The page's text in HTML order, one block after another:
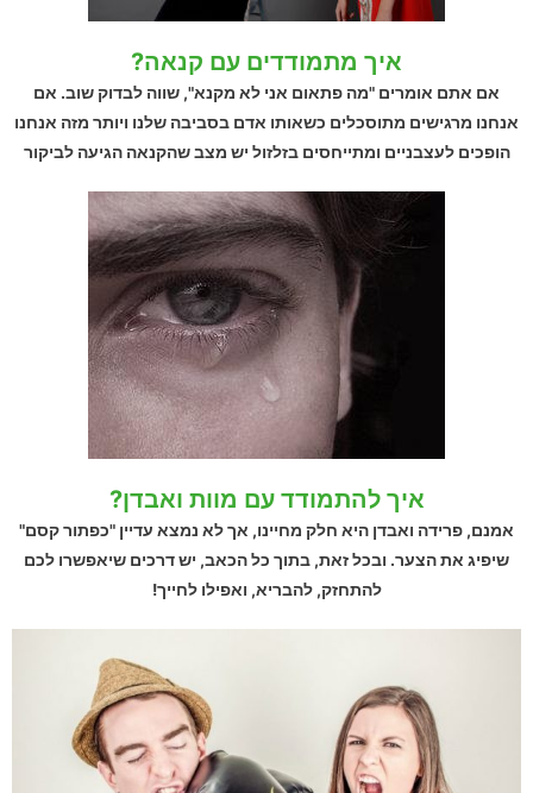
איך מתמודדים עם קנאה?
אם אתם אומרים "מה פתאום אני לא מקנא", שווה לבדוק שוב. אם
אנחנו מרגישים מתוסכלים כשאותו אדם בסביבה שלנו ויותר מזה אנחנו
הופכים לעצבניים ומתייחסים בזלזול יש מצב שהקנאה הגיעה לביקור
איך להתמודד עם מוות ואבדן?
אמנם, פרידה ואבדן היא חלק מחיינו, אך לא נמצא עדיין "כפתור קסם"
שיפיג את הצער. ובכל זאת, בתוך כל הכאב, יש דרכים שיאפשרו לכם
להתחזק, להבריא, ואפילו לחייך!